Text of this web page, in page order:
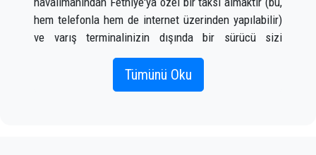
Sahilde yer alan restorandan da ihtiyacınız olan her
şeyi karşılamanız mümkün.
Ahşap köprüden buz gibi suyuyla bu
maceraya ortak olacaksınız. Köprüde gezmekten
hem telefonla hem de internet üzerinden yapılabilir)
ve varış terminalinizin dışında bir sürücü sizi
karşıladığında bir tabelada adınız yazılı olarak
karşılayacaktır. uçak gelir.Tümünü Oku